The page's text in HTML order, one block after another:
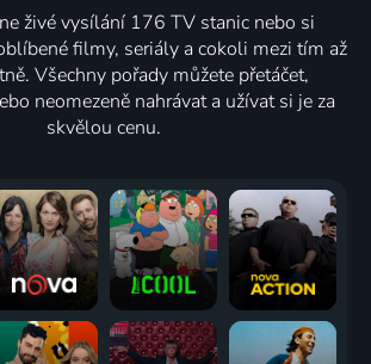
živé vysílání 176 TV stanic nebo si
filmy, seriály a cokoli mezi tím až
Všechny pořady můžete přetáčet,
neomezeně nahrávat a užívat si je za
skvělou cenu.